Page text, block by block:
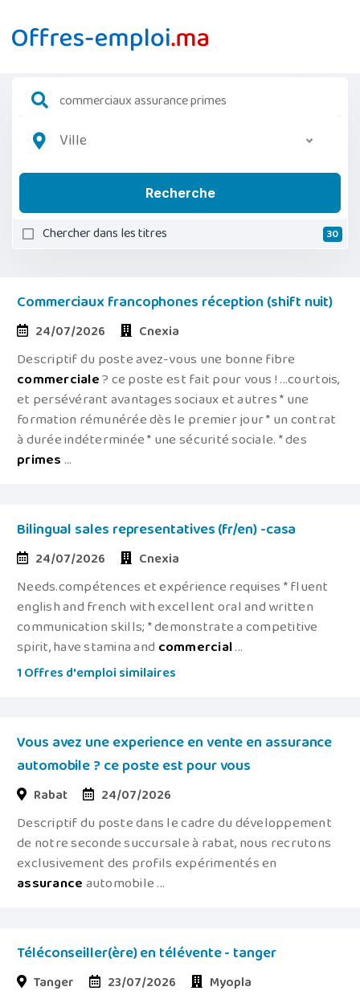
Ville
Recherche
Chercher dans les titres 30
Commerciaux francophones réception (shift nuit)
24/07/2026 Cnexia
Descriptif du poste avez-vous une bonne fibre
commerciale? ce poste est fait pour vous ! ...courtois,
et persévérant avantages sociaux et autres * une
formation rémunérée dès le premier jour * un contrat
à durée indéterminée * une sécurité sociale. * des
primes ...
Bilingual sales representatives (fr/en) -casa
24/07/2026 Cnexia
Needs.compétences et expérience requises * fluent
english and french with excellent oral and written
communication skills; * demonstrate a competitive
spirit, have stamina and commercial...
1 Offres d'emploi similaires
Vous avez une experience en vente en assurance
automobile ? ce poste est pour vous
Rabat 24/07/2026
Descriptif du poste dans le cadre du développement
de notre seconde succursale à rabat, nous recrutons
exclusivement des profils expérimentés en
assuranceautomobile ...
Téléconseiller(ère) en télévente - tanger
Tanger 23/07/2026 Myopla